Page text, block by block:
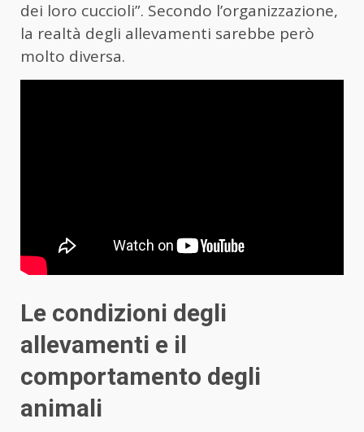
dei loro cuccioli”. Secondo l’organizzazione,
la realtà degli allevamenti sarebbe però
molto diversa.
Le condizioni degli
allevamenti e il
comportamento degli
animali